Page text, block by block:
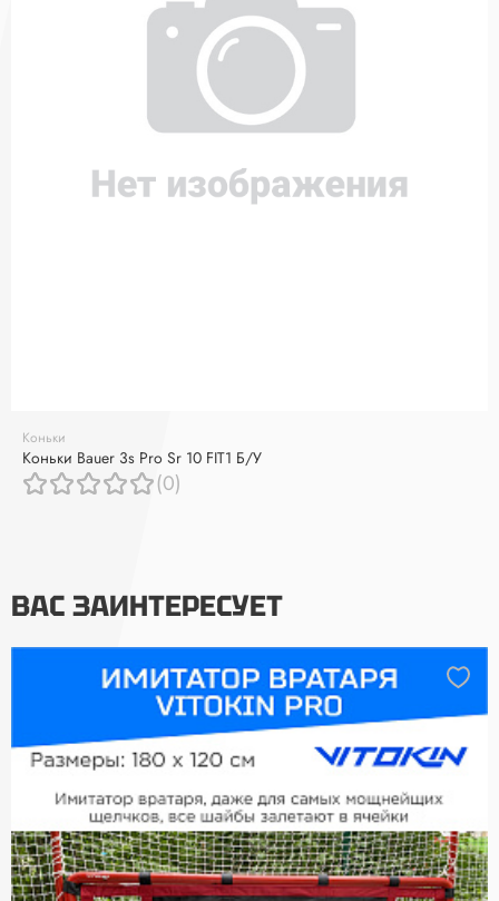
Коньки
Коньки Bauer 3s Pro Sr 10 FIT1 Б/У
(0)
ВАС ЗАИНТЕРЕСУЕТ